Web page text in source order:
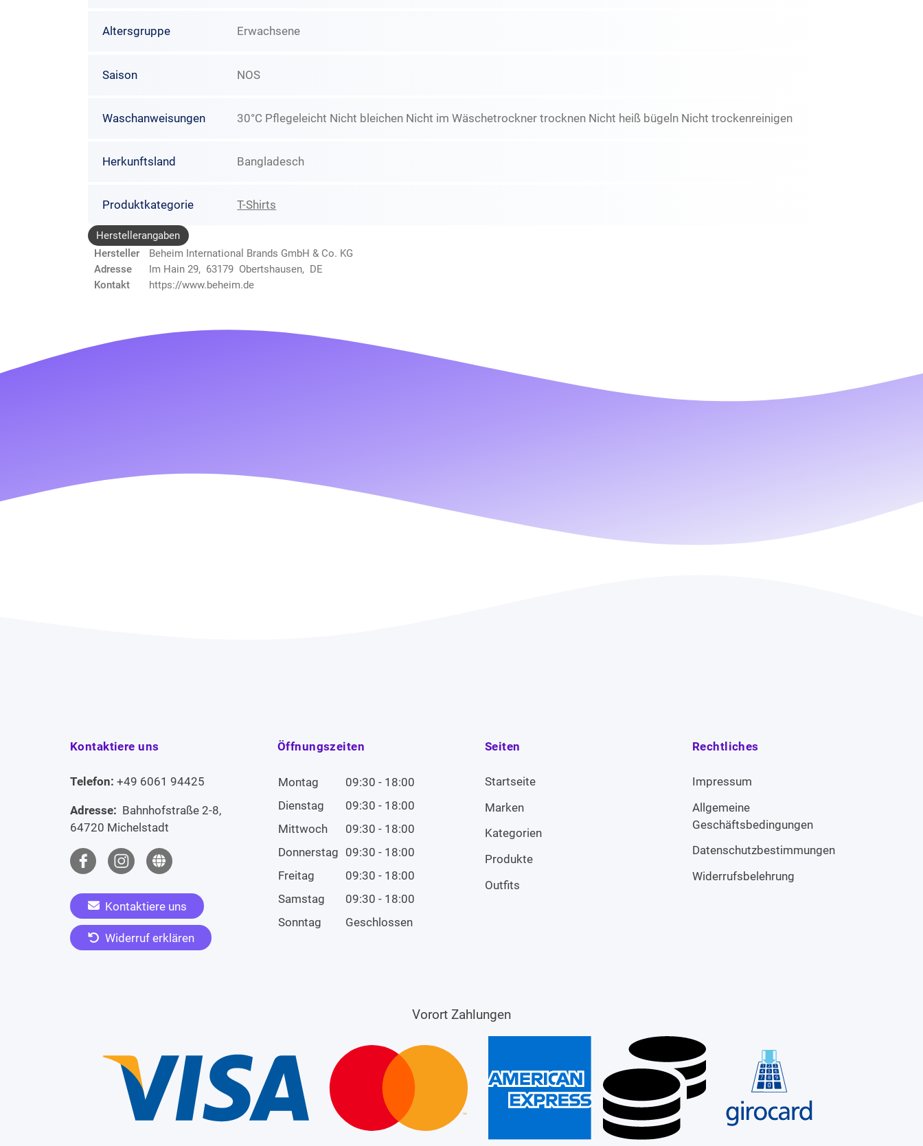
Altersgruppe Erwachsene
Saison NOS
Waschanweisungen 30°C Pflegeleicht Nicht bleichen Nicht im Wäschetrockner trocknen Nicht heiß bügeln Nicht trockenreinigen
Herkunftsland Bangladesch
Produktkategorie T-Shirts
Herstellerangaben
Hersteller
Beheim International Brands GmbH & Co. KG
Adresse
Im Hain 29, 63179 Obertshausen, DE
Kontakt
https://www.beheim.de
Kontaktiere uns
Telefon: +49 6061 94425
Adresse: Bahnhofstraße 2-8,
64720 Michelstadt
Kontaktiere uns
Widerruf erklären
Öffnungszeiten
Montag
09:30 - 18:00
Dienstag
09:30 - 18:00
Mittwoch
09:30 - 18:00
Donnerstag 09:30 - 18:00
Freitag
09:30 - 18:00
Samstag
09:30 - 18:00
Sonntag
Geschlossen
Seiten
Startseite
Marken
Kategorien
Produkte
Outfits
Rechtliches
Impressum
Allgemeine
Geschäftsbedingungen
Datenschutzbestimmungen
Widerrufsbelehrung
Vorort Zahlungen